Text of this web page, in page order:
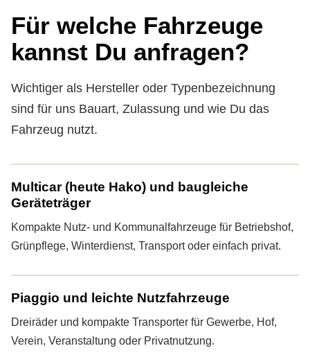
Für welche Fahrzeuge
kannst Du anfragen?
Wichtiger als Hersteller oder Typenbezeichnung
sind für uns Bauart, Zulassung und wie Du das
Fahrzeug nutzt.
Multicar (heute Hako) und baugleiche
Geräteträger
Kompakte Nutz- und Kommunalfahrzeuge für Betriebshof,
Grünpflege, Winterdienst, Transport oder einfach privat.
Piaggio und leichte Nutzfahrzeuge
Dreiräder und kompakte Transporter für Gewerbe, Hof,
Verein, Veranstaltung oder Privatnutzung.